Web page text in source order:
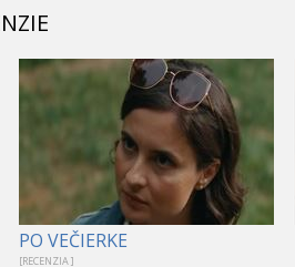
PO VEČIERKE
[RECENZIA ]